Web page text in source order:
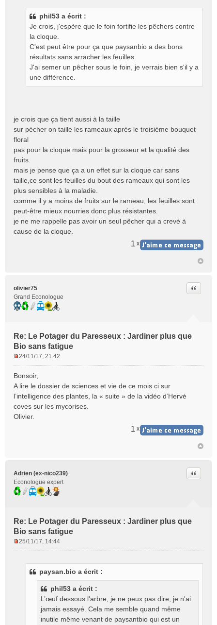
phil53 a écrit :
Je crois, j'espère que le foin fortifie les pêchers contre
la cloque.
C'est peut être pour ça que paysanbio a des bons
résultats sans arracher les feuilles.
J'ai semer un pêcher sous le foin, je verrais bien s'il y a
une différence.
je crois que ça tient aussi à la taille
sur pécher on taille les rameaux après le troisième bouquet
floral
pas pour la cloque mais pour la grosseur et la qualité des
fruits.
mais je pense que ça a un effet sur la cloque car sans
taille,ce sont les feuilles du bout des rameaux qui sont les
plus sensibles à la maladie.
comme il y a moins de fruits sur le rameau, les feuilles sont
peut-être mieux nourries donc plus résistantes.
je ne me rappelle pas avoir un seul pêcher qui a crevé à
cause de la cloque.
1 x
olivier75
Grand Econologue
Re: Le Potager du Paresseux : Jardiner plus que
Bio sans fatigue
Citer
s
s
a
g
e
24/11/17, 21:42
Bonsoir,
A lire le dossier de sciences et vie de ce mois ci sur
l’intelligence des plantes, la « suite » de la vidéo d’Hervé
coves sur les mycorises.
Olivier.
1 x
Adrien (ex-nico239)
Econologue expert
Re: Le Potager du Paresseux : Jardiner plus que
Bio sans fatigue
Citer
25/11/17, 14:44
paysan.bio a écrit :
phil53 a écrit :
L’œuf dessous l'arbre, je ne peux pas dire, je n'ai
jamais essayé. Cela me semble quand même
inutile même venant de paysantbio qui est un